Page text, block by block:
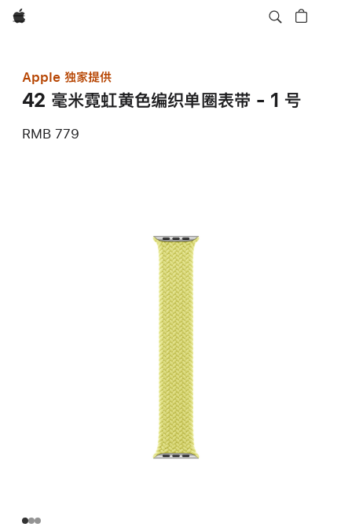
Apple
Apple 独家提供
42 毫米霓虹黄色编织单圈表带 - 1 号
RMB 779